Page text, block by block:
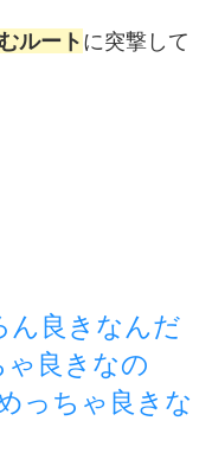
ルートに突撃して
ん良きなんだ
良きなの
っちゃ良きな